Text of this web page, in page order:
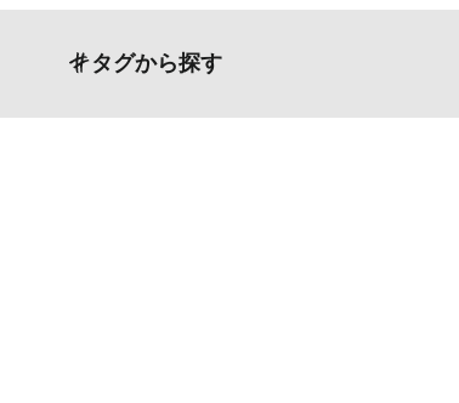
タグから探す